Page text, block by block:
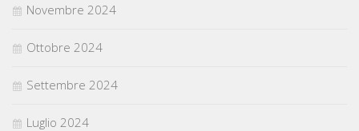
Novembre 2024
Ottobre 2024
Settembre 2024
Luglio 2024